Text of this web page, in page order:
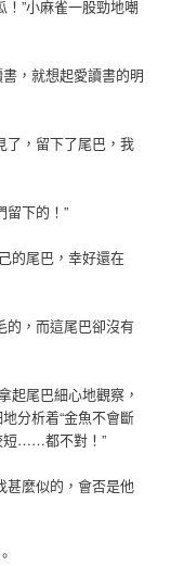
”小麻雀一股勁地嘲
，就想起愛讀書的明
了，留下了尾巴，我
留下的！”
的尾巴，幸好還在
的，而這尾巴卻沒有
起尾巴細心地觀察，
分析着“金魚不會斷
短……都不對！”
甚麼似的，會否是他